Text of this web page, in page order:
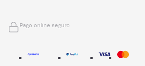
Pago online seguro